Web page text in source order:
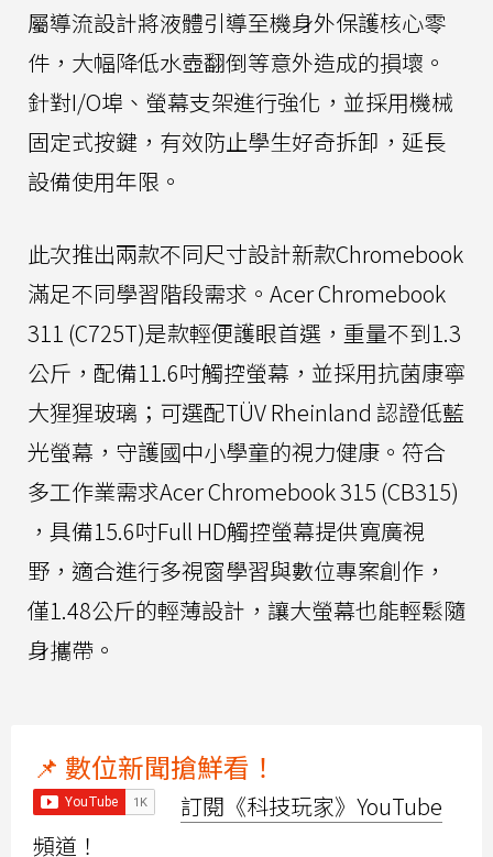
屬導流設計將液體引導至機身外保護核心零
件，大幅降低水壺翻倒等意外造成的損壞。
針對I/O埠、螢幕支架進行強化，並採用機械
固定式按鍵，有效防止學生好奇拆卸，延長
設備使用年限。
此次推出兩款不同尺寸設計新款Chromebook
滿足不同學習階段需求。Acer Chromebook
311 (C725T)是款輕便護眼首選，重量不到1.3
公斤，配備11.6吋觸控螢幕，並採用抗菌康寧
大猩猩玻璃；可選配TÜV Rheinland 認證低藍
光螢幕，守護國中小學童的視力健康。符合
多工作業需求Acer Chromebook 315 (CB315)
，具備15.6吋Full HD觸控螢幕提供寬廣視
野，適合進行多視窗學習與數位專案創作，
僅1.48公斤的輕薄設計，讓大螢幕也能輕鬆隨
身攜帶。
📌 數位新聞搶鮮看！
訂閱《科技玩家》YouTube
頻道！